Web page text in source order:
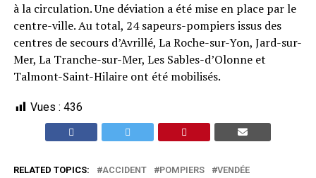
à la circulation. Une déviation a été mise en place par le
centre-ville. Au total, 24 sapeurs-pompiers issus des
centres de secours d’Avrillé, La Roche-sur-Yon, Jard-sur-
Mer, La Tranche-sur-Mer, Les Sables-d’Olonne et
Talmont-Saint-Hilaire ont été mobilisés.
Vues : 436
RELATED TOPICS: ACCIDENT POMPIERS VENDÉE